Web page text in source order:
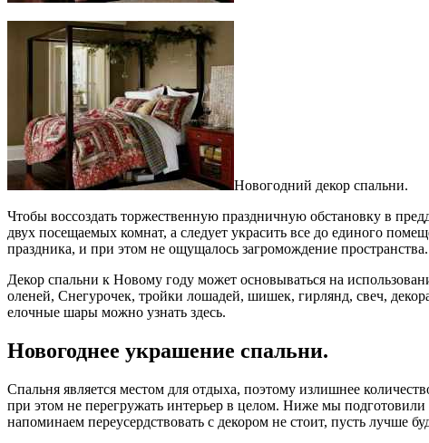
Новогодний декор спальни.
Чтобы воссоздать торжественную праздничную обстановку в
двух посещаемых комнат, а следует украсить все до единого
праздника, и при этом не ощущалось загромождение пространства.
Декор спальни к Новому году может основываться на
оленей, Снегурочек, тройки лошадей, шишек, гирлянд, свеч,
елочные шары можно узнать здесь.
Новогоднее украшение спальни.
Спальня является местом для отдыха, поэтому излишнее
при этом не перегружать интерьер в целом. Ниже мы
напоминаем переусердствовать с декором не стоит, пусть лучше